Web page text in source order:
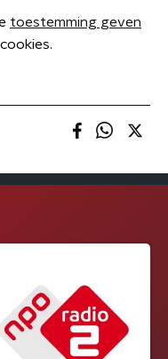
toestemming geven